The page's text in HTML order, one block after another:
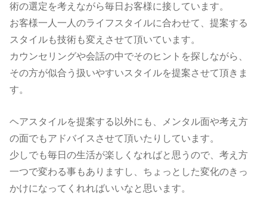
術の選定を考えながら毎日お客様に接しています。
お客様一人一人のライフスタイルに合わせて、提案する
スタイルも技術も変えさせて頂いています。
カウンセリングや会話の中でそのヒントを探しながら、
その方が似合う扱いやすいスタイルを提案させて頂きま
す。
ヘアスタイルを提案する以外にも、メンタル面や考え方
の面でもアドバイスさせて頂いたりしています。
少しでも毎日の生活が楽しくなればと思うので、考え方
一つで変わる事もありますし、ちょっとした変化のきっ
かけになってくれればいいなと思います。